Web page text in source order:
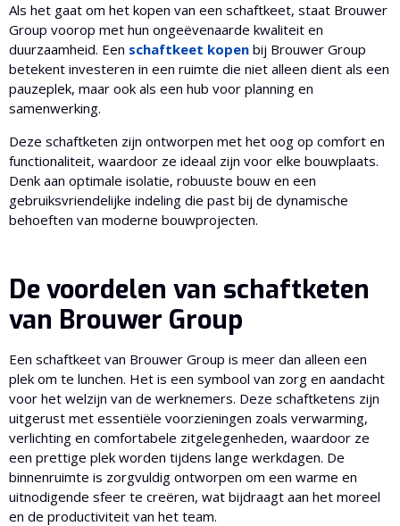
Als het gaat om het kopen van een schaftkeet, staat Brouwer
Group voorop met hun ongeëvenaarde kwaliteit en
duurzaamheid. Een schaftkeet kopen bij Brouwer Group
betekent investeren in een ruimte die niet alleen dient als een
pauzeplek, maar ook als een hub voor planning en
samenwerking.
Deze schaftketen zijn ontworpen met het oog op comfort en
functionaliteit, waardoor ze ideaal zijn voor elke bouwplaats.
Denk aan optimale isolatie, robuuste bouw en een
gebruiksvriendelijke indeling die past bij de dynamische
behoeften van moderne bouwprojecten.
De voordelen van schaftketen
van Brouwer Group
Een schaftkeet van Brouwer Group is meer dan alleen een
plek om te lunchen. Het is een symbool van zorg en aandacht
voor het welzijn van de werknemers. Deze schaftketens zijn
uitgerust met essentiële voorzieningen zoals verwarming,
verlichting en comfortabele zitgelegenheden, waardoor ze
een prettige plek worden tijdens lange werkdagen. De
binnenruimte is zorgvuldig ontworpen om een warme en
uitnodigende sfeer te creëren, wat bijdraagt aan het moreel
en de productiviteit van het team.